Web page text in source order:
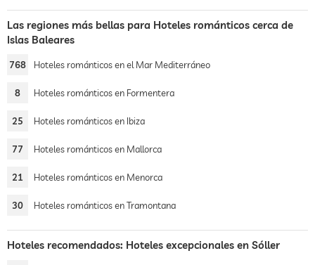
Las regiones más bellas para Hoteles románticos cerca de
Islas Baleares
768 Hoteles románticos en el Mar Mediterráneo
8 Hoteles románticos en Formentera
25 Hoteles románticos en Ibiza
77 Hoteles románticos en Mallorca
21 Hoteles románticos en Menorca
30 Hoteles románticos en Tramontana
Hoteles recomendados: Hoteles excepcionales en Sóller